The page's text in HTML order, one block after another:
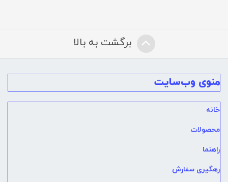
برگشت به بالا
منوی وب‌سایت
خانه
محصولات
راهنما
رهگیری سفارش